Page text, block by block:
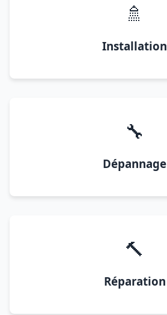
🚿
Installation
🔧
Dépannage
🔨
Réparation